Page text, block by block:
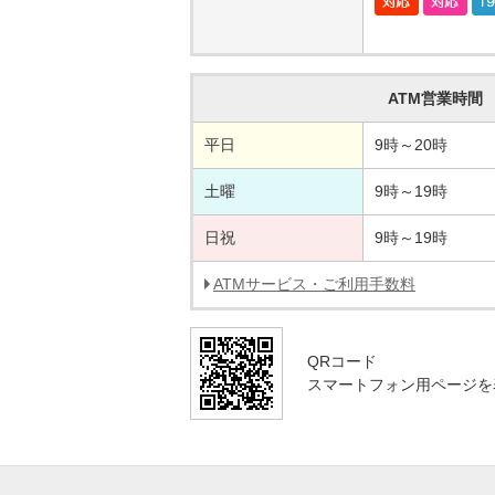
ATM営業時間
平日 9時～20時
土曜 9時～19時
日祝 9時～19時
ATMサービス・ご利用手数料
QRコード
スマートフォン用ページ